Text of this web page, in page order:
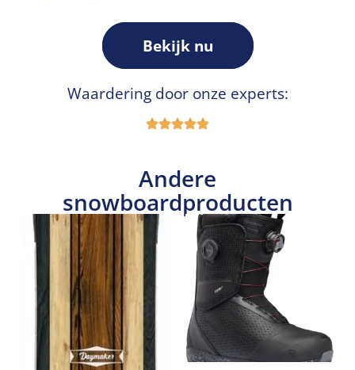
Bekijk nu
Waardering door onze experts:
Andere
snowboardproducten